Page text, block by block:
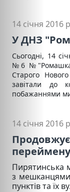
14 січня 2016
У ДНЗ
Сьогодні, 14
№6 №"Ромашка"
Старого
завітали до
побажаннями
14 січня 2016
Пирятинська
з
пунктів та їх